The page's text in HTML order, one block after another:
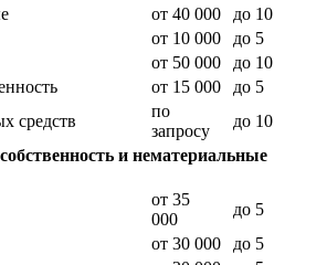
от 40 000
до 10
от 10 000
до 5
от 50 000
до 10
от 15 000
до 5
средств
по
запросу
до 10
и нематериальные
от 35
000
до 5
от 30 000
до 5